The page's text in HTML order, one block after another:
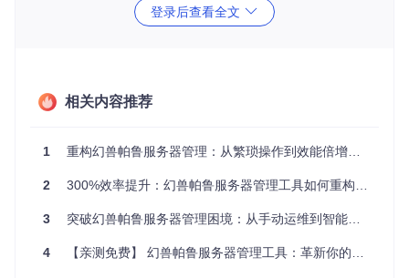
1. 玩家与幻兽数据全掌控
图2：物品列表模块展示资源库存与重要道具数量
2. 智能运维自动化
档自动上传云端。管理员还可通过Web界面配置RCON命令
动。
登录后查看全文
相关内容推荐
1 重构幻兽帕鲁服务器管理：从繁琐操作到效能倍增的运维革新
2 300%效率提升：幻兽帕鲁服务器管理工具如何重构运维范式？
3 突破幻兽帕鲁服务器管理困境：从手动运维到智能管控的转型方案
4 【亲测免费】 幻兽帕鲁服务器管理工具：革新你的游戏服务器治理体验